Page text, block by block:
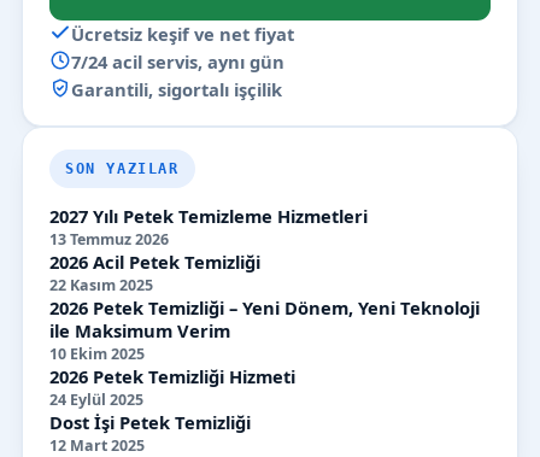
Ücretsiz keşif ve net fiyat
7/24 acil servis, aynı gün
Garantili, sigortalı işçilik
SON YAZILAR
2027 Yılı Petek Temizleme Hizmetleri
13 Temmuz 2026
2026 Acil Petek Temizliği
22 Kasım 2025
2026 Petek Temizliği – Yeni Dönem, Yeni Teknoloji
ile Maksimum Verim
10 Ekim 2025
2026 Petek Temizliği Hizmeti
24 Eylül 2025
Dost İşi Petek Temizliği
12 Mart 2025